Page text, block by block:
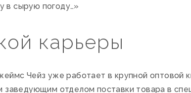
в сырую погоду…»
карьеры
Чейз уже работает в крупной оптовой
отделом поставки товара в